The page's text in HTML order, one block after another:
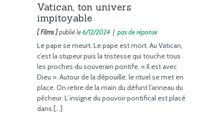
Vatican, ton univers
impitoyable
[ Films ]publié le6/12/2024 | pas de réponse
Le pape se meurt. Le pape est mort. Au Vatican,
c’est la stupeur puis la tristesse qui touche tous
les proches du souverain pontife. « Il est avec
Dieu ». Autour de la dépouille, le rituel se met en
place. On retire de la main du défunt l’anneau du
pêcheur. L’insigne du pouvoir pontifical est placé
dans […]